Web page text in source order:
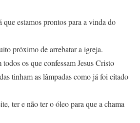
estamos prontos para a vinda do
próximo de arrebatar a igreja.
os que confessam Jesus Cristo
tinham as lâmpadas como já foi citado
ter e não ter o óleo para que a chama